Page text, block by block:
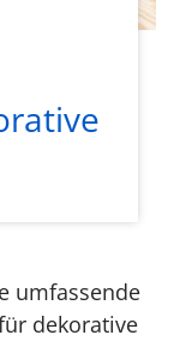
umfassende
dekorative